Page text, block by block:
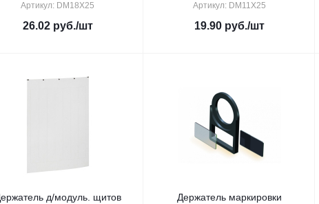
Артикул: DM18X25
26.02руб./шт
Артикул: DM11X25
19.90руб./шт
д/модуль. щитов
Держатель маркировки